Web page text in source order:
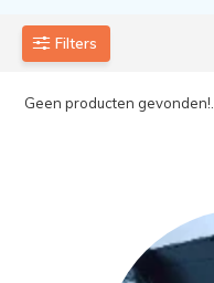
Filters
Geen producten gevonden!...